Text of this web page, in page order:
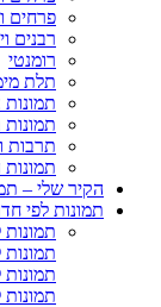
פרחים
רבנים
רומנטי
תלת
תמונות
תרבות
הקיר שלי –
תמונות לפי
תמונות